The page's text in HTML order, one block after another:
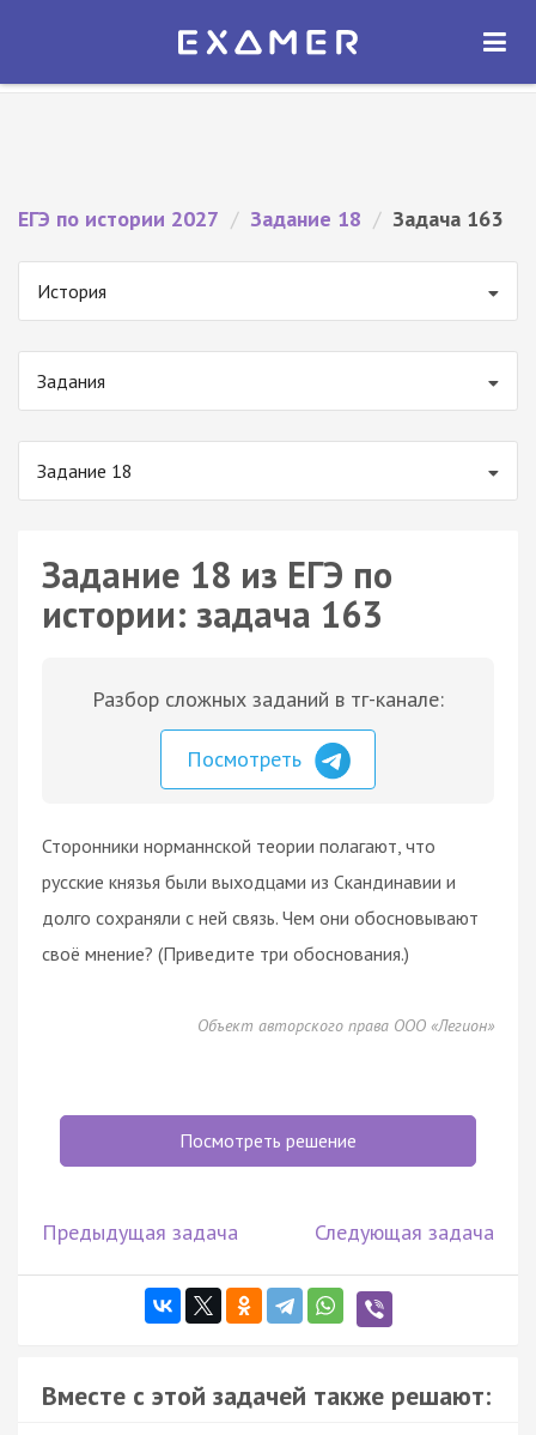
Экзамер — ЕГЭ 2027
ОТКРЫТЬ
ЕГЭ по истории 2027 / Задание 18 / Задача 163
История
Задания
Задание 18
Задание 18 из ЕГЭ по
истории: задача 163
Разбор сложных заданий в тг-канале:
Посмотреть
Сторонники норманнской теории полагают, что
русские князья были выходцами из Скандинавии и
долго сохраняли с ней связь. Чем они обосновывают
своё мнение? (Приведите три обоснования.)
Объект авторского права ООО «Легион»
Посмотреть решение
Предыдущая задача Следующая задача
Вместе с этой задачей также решают: